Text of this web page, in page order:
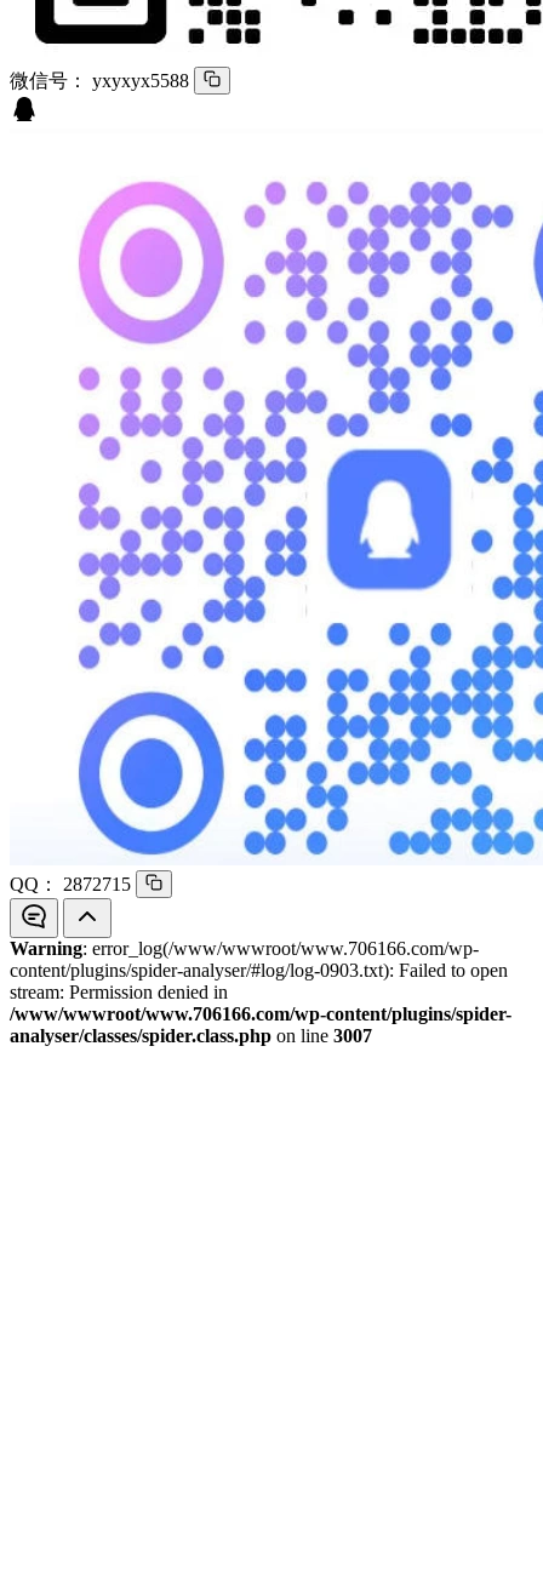
微信号： yxyxyx5588
QQ： 2872715
Warning: error_log(/www/wwwroot/www.706166.com/wp-
content/plugins/spider-analyser/#log/log-0903.txt): Failed to open
stream: Permission denied in
/www/wwwroot/www.706166.com/wp-content/plugins/spider-
analyser/classes/spider.class.php on line 3007